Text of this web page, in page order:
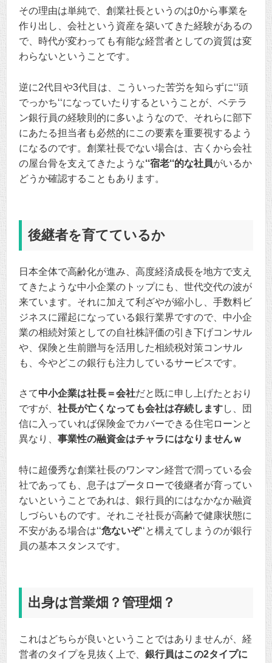
その理由は単純で、創業社長というのは0から事業を
作り出し、会社という資産を築いてきた経験があるの
で、時代が変わっても有能な経営者としての資質は変
わらないということです。
逆に2代目や3代目は、こういった苦労を知らずに‘‘頭
でっかち‘‘になっていたりするということが、ベテラ
ン銀行員の経験則的に多いようなので、それらに部下
にあたる担当者も必然的にこの要素を重要視するよう
になるのです。創業社長でない場合は、古くから会社
の屋台骨を支えてきたような‘‘宿老‘‘的な社員がいるか
どうか確認することもあります。
後継者を育てているか
日本全体で高齢化が進み、高度経済成長を地方で支え
てきたような中小企業のトップにも、世代交代の波が
来ています。それに加えて利ざやが縮小し、手数料ビ
ジネスに躍起になっている銀行業界ですので、中小企
業の相続対策としての自社株評価の引き下げコンサル
や、保険と生前贈与を活用した相続税対策コンサル
も、今やどこの銀行も注力しているサービスです。
さて中小企業は社長＝会社だと既に申し上げたとおり
ですが、 社長が亡くなっても会社は存続しますし、団
信に入っていれば保険金でカバーできる住宅ローンと
異なり、 事業性の融資金はチャラにはなりませんｗ
特に超優秀な創業社長のワンマン経営で潤っている会
社であっても、息子はプータローで後継者が育ってい
ないということであれは、銀行員的にはなかなか融資
しづらいものです。それこそ社長が高齢で健康状態に
不安がある場合は‘‘危ないぞ‘‘と構えてしまうのが銀行
員の基本スタンスです。
出身は営業畑？管理畑？
これはどちらが良いということではありませんが、経
営者のタイプを見抜く上で、 銀行員はこの2タイプに